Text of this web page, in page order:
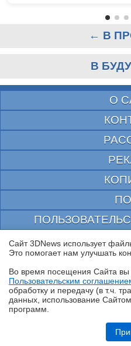
Обзор игрового QD-OLED-
XG27AQDMES: самый доступный
← В
В
О
© 1997—2026 Электронное
выдано Федеральной Службой по надзору
массовых коммуникаций и
При цитировании документа ссылка на
заимствование
российского и международного
Сайт 3DNews использует
Это помогает нам улучшать
Во время посещения Cайта вы
Пользовательским
обработку и передачу (в т.ч.
данных, использование
программ.